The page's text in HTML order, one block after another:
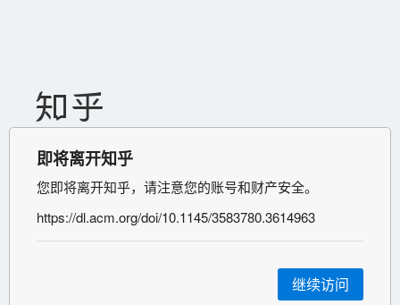
即将离开知乎
您即将离开知乎，请注意您的账号和财产安全。
https://dl.acm.org/doi/10.1145/3583780.3614963
继续访问